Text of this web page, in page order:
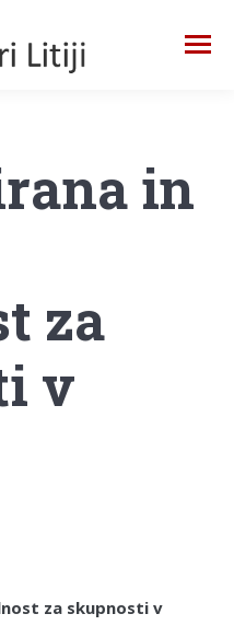
in
za
v
za skupnosti v